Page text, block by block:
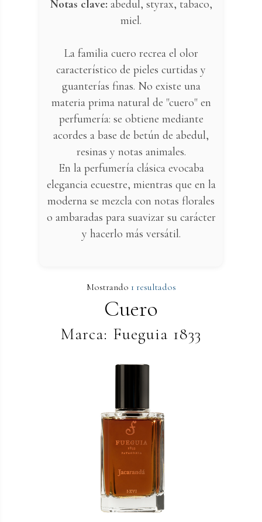
Notas clave: abedul, styrax, tabaco,
miel.
La familia cuero recrea el olor
característico de pieles curtidas y
guanterías finas. No existe una
materia prima natural de "cuero" en
perfumería: se obtiene mediante
acordes a base de betún de abedul,
resinas y notas animales.
En la perfumería clásica evocaba
elegancia ecuestre, mientras que en la
moderna se mezcla con notas florales
o ambaradas para suavizar su carácter
y hacerlo más versátil.
Mostrando 1 resultados
Cuero
Marca: Fueguia 1833